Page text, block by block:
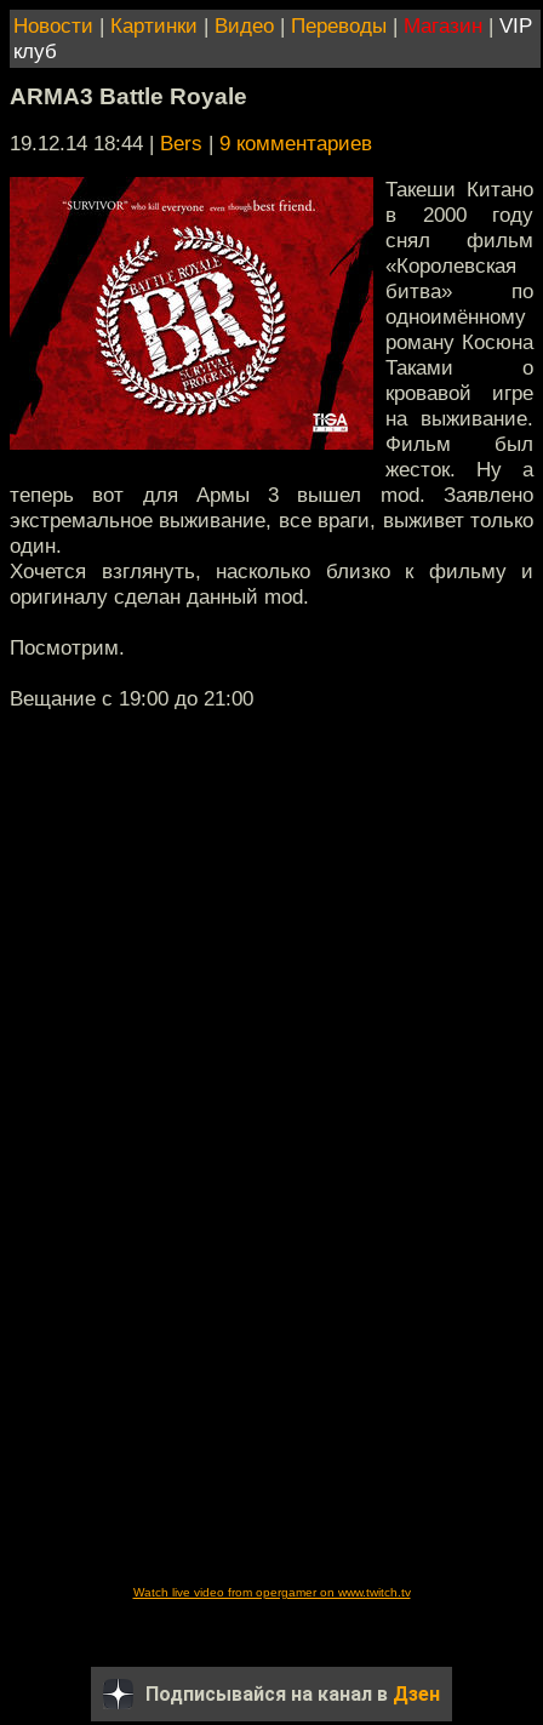
Новости | Картинки | Видео | Переводы | Магазин | VIP
клуб
ARMA3 Battle Royale
19.12.14 18:44 | Bers | 9 комментариев
Такеши Китано
в 2000 году
снял фильм
«Королевская
битва» по
одноимённому
роману Косюна
Таками о
кровавой игре
на выживание.
Фильм был
жесток. Ну а
теперь вот для Армы 3 вышел mod. Заявлено
экстремальное выживание, все враги, выживет только
один.
Хочется взглянуть, насколько близко к фильму и
оригиналу сделан данный mod.
Посмотрим.
Вещание с 19:00 до 21:00
Watch live video from opergamer on www.twitch.tv
Подписывайся на канал в Дзен